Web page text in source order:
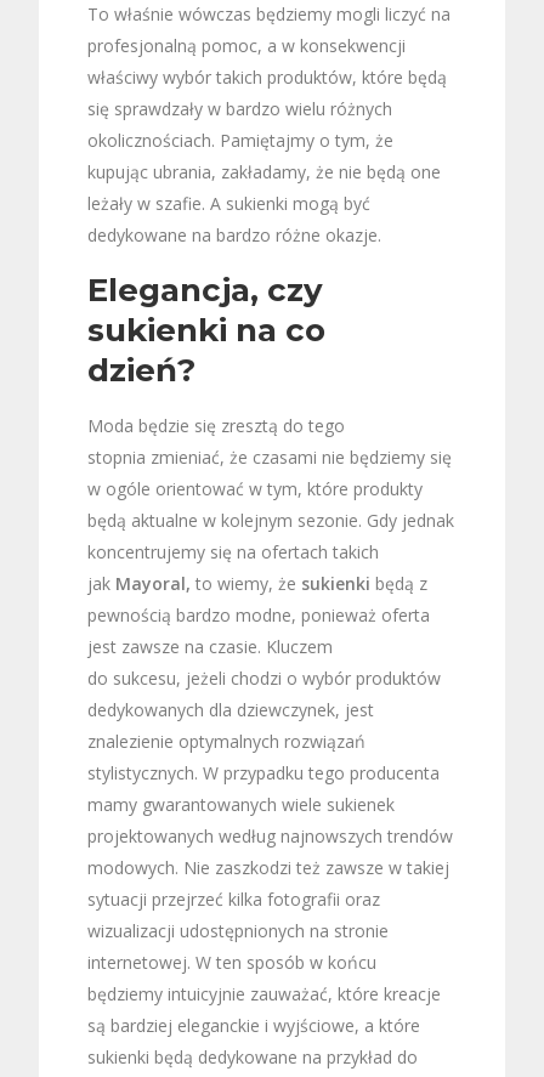
To właśnie wówczas będziemy mogli liczyć na
profesjonalną pomoc, a w konsekwencji
właściwy wybór takich produktów, które będą
się sprawdzały w bardzo wielu różnych
okolicznościach. Pamiętajmy o tym, że
kupując ubrania, zakładamy, że nie będą one
leżały w szafie. A sukienki mogą być
dedykowane na bardzo różne okazje.
Elegancja, czy
sukienki na co
dzień?
Moda będzie się zresztą do tego
stopnia zmieniać, że czasami nie będziemy się
w ogóle orientować w tym, które produkty
będą aktualne w kolejnym sezonie. Gdy jednak
koncentrujemy się na ofertach takich
jak Mayoral, to wiemy, że sukienki będą z
pewnością bardzo modne, ponieważ oferta
jest zawsze na czasie. Kluczem
do sukcesu, jeżeli chodzi o wybór produktów
dedykowanych dla dziewczynek, jest
znalezienie optymalnych rozwiązań
stylistycznych. W przypadku tego producenta
mamy gwarantowanych wiele sukienek
projektowanych według najnowszych trendów
modowych. Nie zaszkodzi też zawsze w takiej
sytuacji przejrzeć kilka fotografii oraz
wizualizacji udostępnionych na stronie
internetowej. W ten sposób w końcu
będziemy intuicyjnie zauważać, które kreacje
są bardziej eleganckie i wyjściowe, a które
sukienki będą dedykowane na przykład do